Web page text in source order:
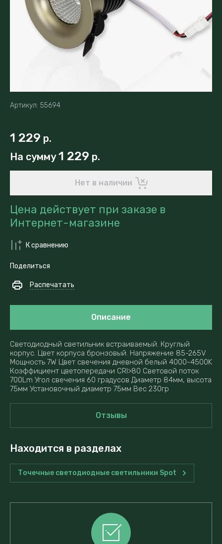
Артикул: 55694
1 229 р.
На сумму 1 229 р.
Нет в наличии
Цена действует при заказе в
Интернет-магазине
К сравнению
Поделиться
Распечатать
Описание
Светодиодный светильник встраиваемый. Круглый
корпус. Цвет корпуса бронзовый. Напряжение 85-265V
Мощность 7W Цвет свечения дневной белый 4000-4500K
Коэффициент цветопередачи CRI>80 Световой поток
700Lm Угол свечения 60 градусов Диаметр 84мм, высота
75мм Установочный диаметр 75мм Вес 230гр
Отзывы
Находится в разделах
Точечные светодиодные светильники Spot